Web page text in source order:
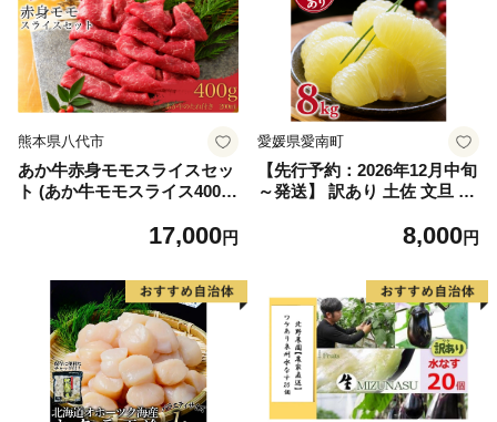
熊本県八代市
あか牛赤身モモスライスセッ
ト (あか牛モモスライス400
17,000円
愛媛県愛南町
【先行予約：2026年12月中旬
～発送】 訳あり 土佐 文旦 8k
ス) 8000円 わけあり ぶんたん
農家直送 期間限定 特産品 サ
イズミックス くらもとファー
ム 愛南町 愛媛県
8,000円